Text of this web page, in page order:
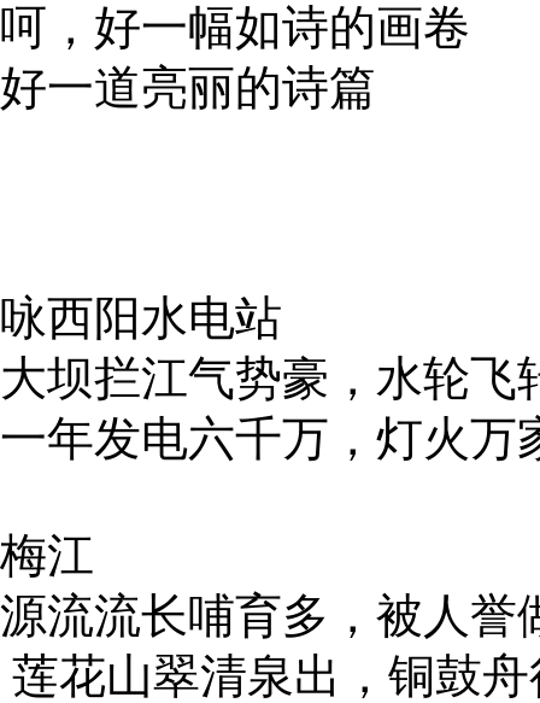
呵，好一幅如诗的画卷
好一道亮丽的诗篇
咏西阳水电站
大坝拦江气势豪，水轮飞
一年发电六千万，灯火万
梅江
源流流长哺育多，被人誉
莲花山翠清泉出，铜鼓